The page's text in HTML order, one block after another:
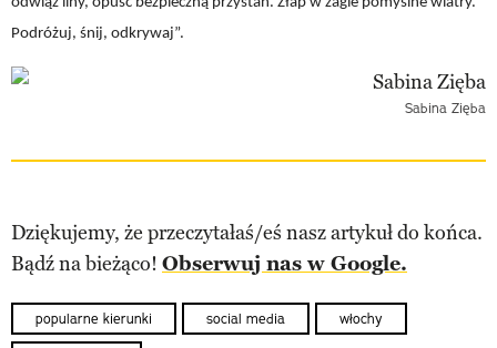
Podróżuj, śnij, odkrywaj”.
Sabina Zięba
Dziękujemy, że przeczytałaś/eś nasz artykuł do końca.
Bądź na bieżąco! Obserwuj nas w Google.
popularne kierunki social media włochy